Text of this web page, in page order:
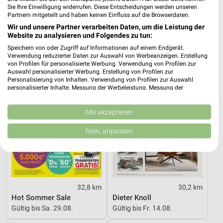
Angebote ab 03.08.
Noch heute gültig
Angebote ab 03.08.
Noch heute gültig
Opti Wohnwelt
32,8 km
Hot Sommer Sale
Gültig bis Sa. 29.08.
XXXLutz
30,2 km
Dieter Knoll
Gültig bis Fr. 14.08.
Sie Ihre Einwilligung widerrufen. Diese Entscheidungen werden unseren
Partnern mitgeteilt und haben keinen Einfluss auf die Browserdaten.
Wir und unsere Partner verarbeiten Daten, um die Leistung der
Website zu analysieren und Folgendes zu tun:
Speichern von oder Zugriff auf Informationen auf einem Endgerät.
Verwendung reduzierter Daten zur Auswahl von Werbeanzeigen. Erstellung
von Profilen für personalisierte Werbung. Verwendung von Profilen zur
Auswahl personalisierter Werbung. Erstellung von Profilen zur
Personalisierung von Inhalten. Verwendung von Profilen zur Auswahl
personalisierter Inhalte. Messung der Werbeleistung. Messung der
Kombinationen von Daten aus verschiedenen Quellen. Entwicklung und
Verbesserung der Angebote. Verwendung reduzierter Daten zur Auswahl
von Inhalten.
Daten können außerhalb der Europäischen Union weitergegeben und in die
USA gesendet werden.
Website/App.
Partnerliste anzeigen (1 IAB-Anbieter)
Speichern von oder Zugriff auf Informationen
Alle akzeptieren
Nein, anpassen